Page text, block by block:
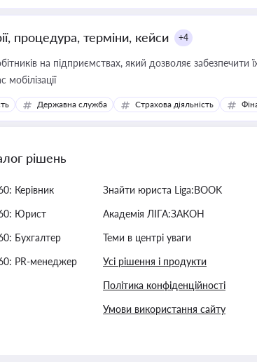
процедура, терміни, кейси +4
на підприємствах, який дозволяє забезпечити
Державна служба Страхова діяльність
рішень
Керівник
Юрист
Бухгалтер
PR-менеджер
Знайти юриста Liga:BOOK
Академія ЛІГА:ЗАКОН
Теми в центрі уваги
Усі рішення і продукти
Політика конфіденційності
Умови використання сайту